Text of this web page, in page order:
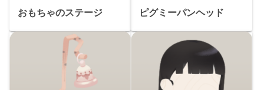
おもちゃのステージ ピグミーパンヘッド